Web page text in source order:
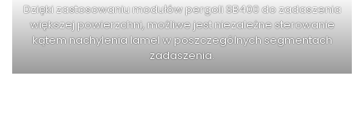
Dzięki zastosowaniu modułów pergoli SB400 do zadaszenia
większej powierzchni, możliwe jest niezależne sterowanie
kątem nachylenia lamel w poszczególnych segmentach
zadaszenia.